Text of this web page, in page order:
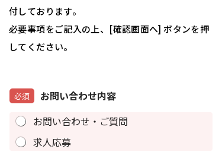
付しております。
必要事項をご記入の上、[確認画面へ] ボタンを押
してください。
お問い合わせ内容
必須
お問い合わせ・ご質問
求人応募